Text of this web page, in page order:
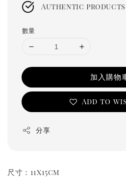
Authentic products
數量
加入購物
Add to
分享
尺寸：11x15cm